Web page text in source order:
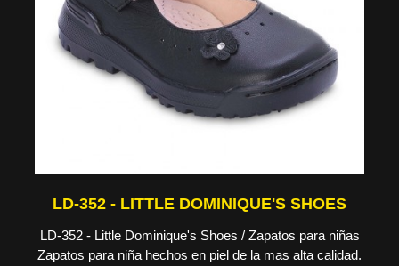
LD-352 - LITTLE DOMINIQUE'S SHOES
LD-352 - Little Dominique's Shoes / Zapatos para niñas
Zapatos para niña hechos en piel de la mas alta calidad.